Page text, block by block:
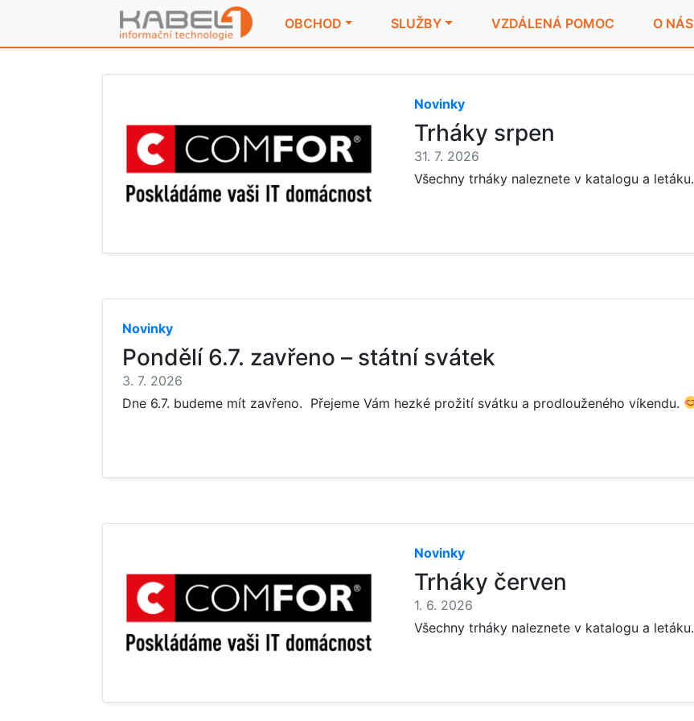
OBCHOD SLUŽBY VZDÁLENÁ POMOC O NÁS
Novinky
Trháky srpen
31. 7. 2026
Všechny trháky naleznete v katalogu a letáku.
Novinky
Pondělí 6.7. zavřeno – státní svátek
3. 7. 2026
Dne 6.7. budeme mít zavřeno. Přejeme Vám hezké prožití svátku a prodlouženého víkendu.
Novinky
Trháky červen
1. 6. 2026
Všechny trháky naleznete v katalogu a letáku.